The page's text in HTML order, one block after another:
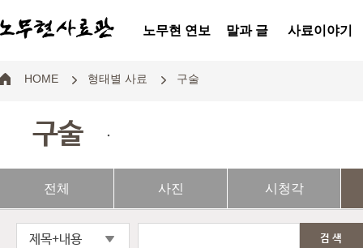
노무현 연보 말과 글 사료이야기
HOME 형태별 사료 구술
구술 .
전체 사진 시청각
제목+내용 검색